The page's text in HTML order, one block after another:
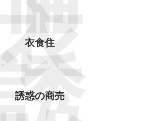
衣食住
衣
誘惑の商売